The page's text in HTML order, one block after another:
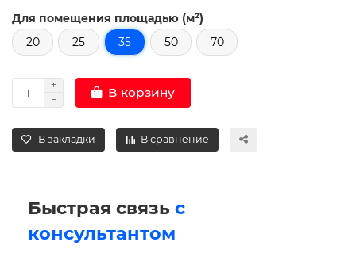
Для помещения площадью (м²)
20
25 35 50 70
В корзину
В закладки В сравнение
Быстрая связь с
консультантом